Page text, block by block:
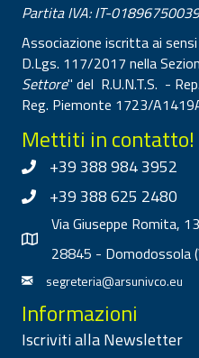
Partita IVA: IT-01896750039
Associazione iscritta ai
D.Lgs. 117/2017 nella
Settore" del R.U.N.T.S. -
Reg. Piemonte 1723/
Mettiti in contatto!
+39 388 984 3952
+39 388 625 2480
Via Giuseppe Romita,
28845 - Domodossola
segreteria@arsunivco.eu
Informazioni
Iscriviti alla Newsletter